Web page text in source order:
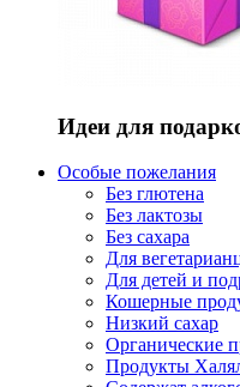
Идеи для
Особые пожелания
Без глютена
Без лактозы
Без сахара
Для
Для детей и
Кошерные
Низкий сахар
Органические
Продукты